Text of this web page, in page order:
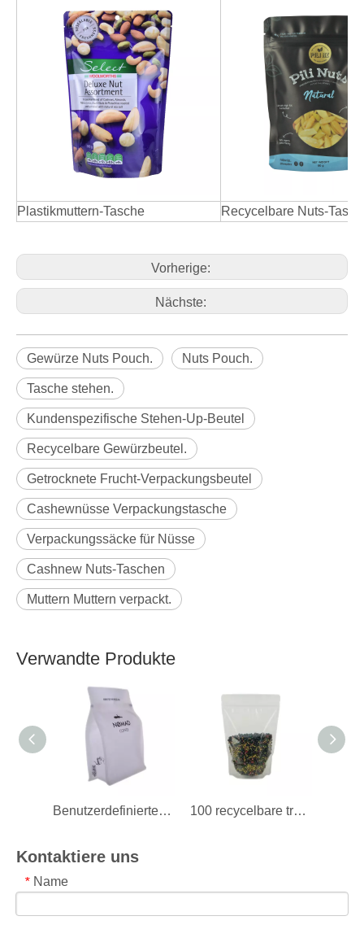
Plastikmuttern-Tasche Recycelbare Nuts-
Vorherige:
Nächste:
Gewürze Nuts Pouch. Nuts Pouch.
Tasche stehen.
Kundenspezifische Stehen-Up-Beutel
Recycelbare Gewürzbeutel.
Getrocknete Frucht-Verpackungsbeutel
Cashewnüsse Verpackungstasche
Verpackungssäcke für Nüsse
Cashnew Nuts-Taschen
Muttern Muttern verpackt.
Verwandte Produkte
Benutzerdefinierte wiederverschließbare weiße Kraftpapier 250g Flachboden-Kaffeebeutel mit Ventil 100 recycelbare transparente 8 Oz weiße Kaffeebeutel mit Ventil
Kontaktiere uns
* Name